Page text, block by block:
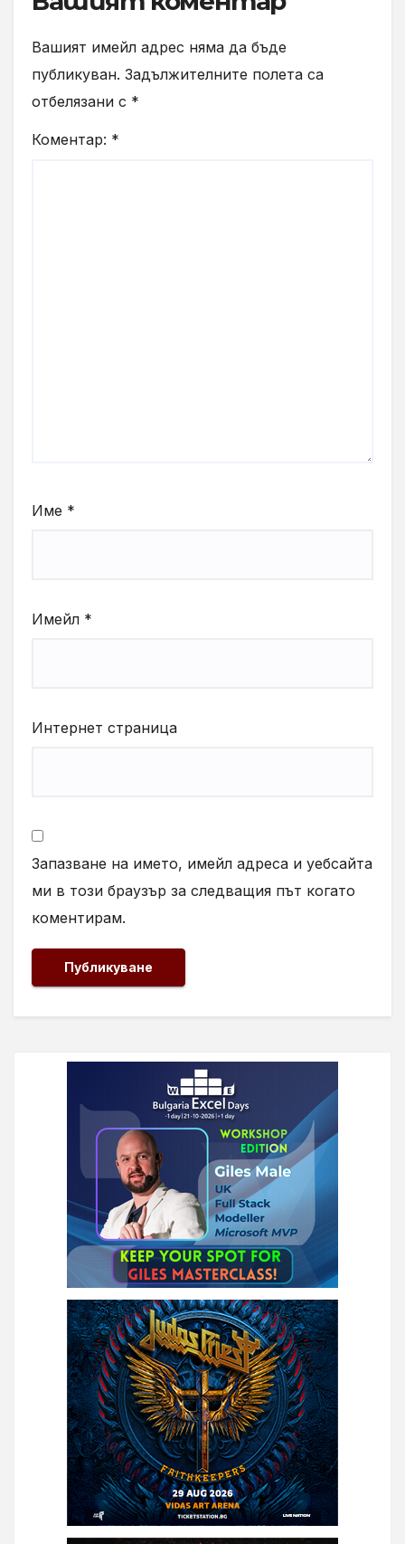
Вашият имейл адрес няма да бъде
публикуван. Задължителните полета са
отбелязани с *
Коментар: *
Име *
Имейл *
Интернет страница
Запазване на името, имейл адреса и уебсайта
ми в този браузър за следващия път когато
коментирам.